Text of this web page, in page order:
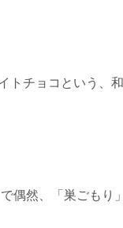
トチョコという、和
偶然、「巣ごもり